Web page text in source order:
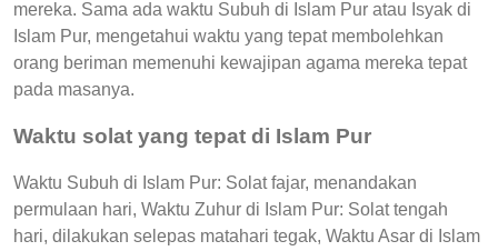
mereka. Sama ada waktu Subuh di Islam Pur atau Isyak di
Islam Pur, mengetahui waktu yang tepat membolehkan
orang beriman memenuhi kewajipan agama mereka tepat
pada masanya.
Waktu solat yang tepat di Islam Pur
Waktu Subuh di Islam Pur: Solat fajar, menandakan
permulaan hari, Waktu Zuhur di Islam Pur: Solat tengah
hari, dilakukan selepas matahari tegak, Waktu Asar di Islam